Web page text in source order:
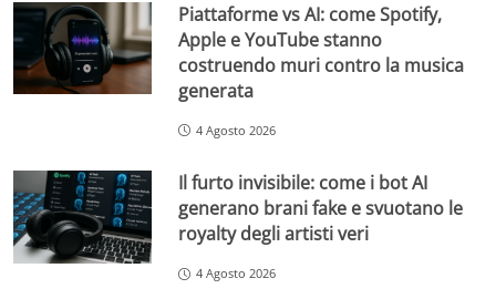
Piattaforme vs AI: come Spotify,
Apple e YouTube stanno
costruendo muri contro la musica
generata
4 Agosto 2026
Il furto invisibile: come i bot AI
generano brani fake e svuotano le
royalty degli artisti veri
4 Agosto 2026